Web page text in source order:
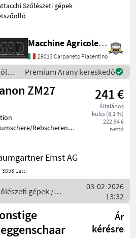
Szőlészeti gépek
Macchine Agricole Devoti Srl
29013 Carpaneto Piacentino
/
Premium Arany kereskedő
ZM27 241 €
Általános
kulcs (8,1 %)
222,94 €
nettó
Rebscheren
gépek
Ernst AG
3053 Lätti
gépek /
03-02-2026
13:32
Ár
kérésre